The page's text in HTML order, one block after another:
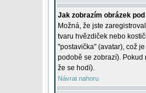
Jak zobrazím obrázek
Možná, že jste
tvaru hvězdiček nebo
"postavička" (avatar), což
podobě se zobrazí). Pokud
že se hodí).
Návrat nahoru